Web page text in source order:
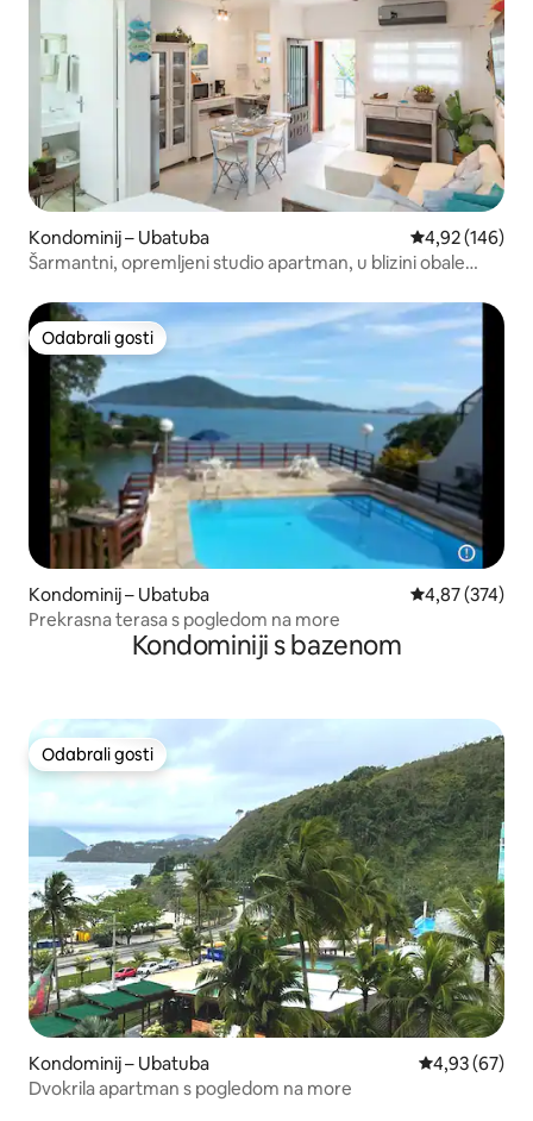
Kondominij – Ubatuba Prosječna
4,92 (146)
Šarmantni, opremljeni studio apartman, u blizini obale
Odabrali gosti
Odabrali gosti
Kondominij – Ubatuba Prosječna
4,87 (374)
Prekrasna terasa s pogledom na more
Kondominiji s bazenom
Odabrali gosti
Odabrali gosti
Kondominij – Ubatuba Prosječna
4,93 (67)
Dvokrila apartman s pogledom na more